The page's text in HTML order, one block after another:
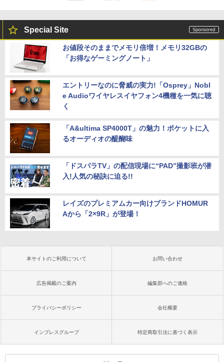
Special Site
お値段そのままでメモリ倍増！メモリ32GBの
「お得なゲーミングノート」
エントリーなのに脅威の実力!「Osprey」Nobl
e Audioワイヤレスイヤフォン4機種を一気に聴
く
「A&ultima SP4000T」の魅力！ポケットに入
るオーディオの醍醐味
「ドスパラTV」の配信現場に“PAD”撮影班が潜
入!人気の秘訣に迫る!!
レイズのプレミアムカー向けブランドHOMUR
Aから「2×9R」が登場！
本サイトのご利用について お問い合わせ
広告掲載のご案内 編集部へのご連絡
プライバシーポリシー 会社概要
インプレスグループ 特定商取引法に基づく表示